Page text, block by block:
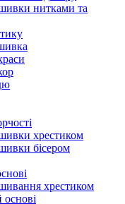
нитками та
хрестиком
бісером
хрестиком
основі